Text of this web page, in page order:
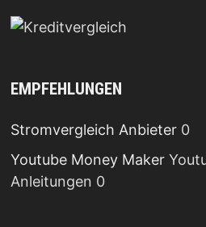
EMPFEHLUNGEN
Stromvergleich Anbieter0
Youtube Money Maker
Anleitungen 0